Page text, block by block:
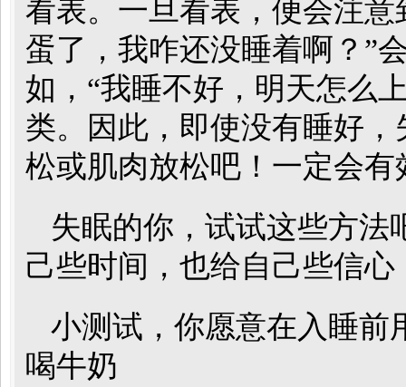
看表。一旦看表，便会注
蛋了，我咋还没睡着啊？”
如，“我睡不好，明天怎么
类。因此，即使没有睡好
松或肌肉放松吧！一定会有
失眠的你，试试这些方法
己些时间，也给自己些信
小测试，你愿意在入睡前
喝牛奶